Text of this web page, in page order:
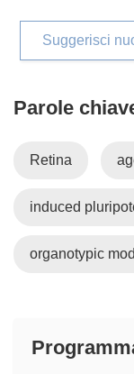
Suggerisci
Parole
Retina
induced
organotypic